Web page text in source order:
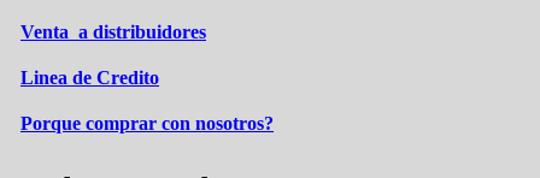
Venta a distribuidores
Linea de Credito
Porque comprar con nosotros?